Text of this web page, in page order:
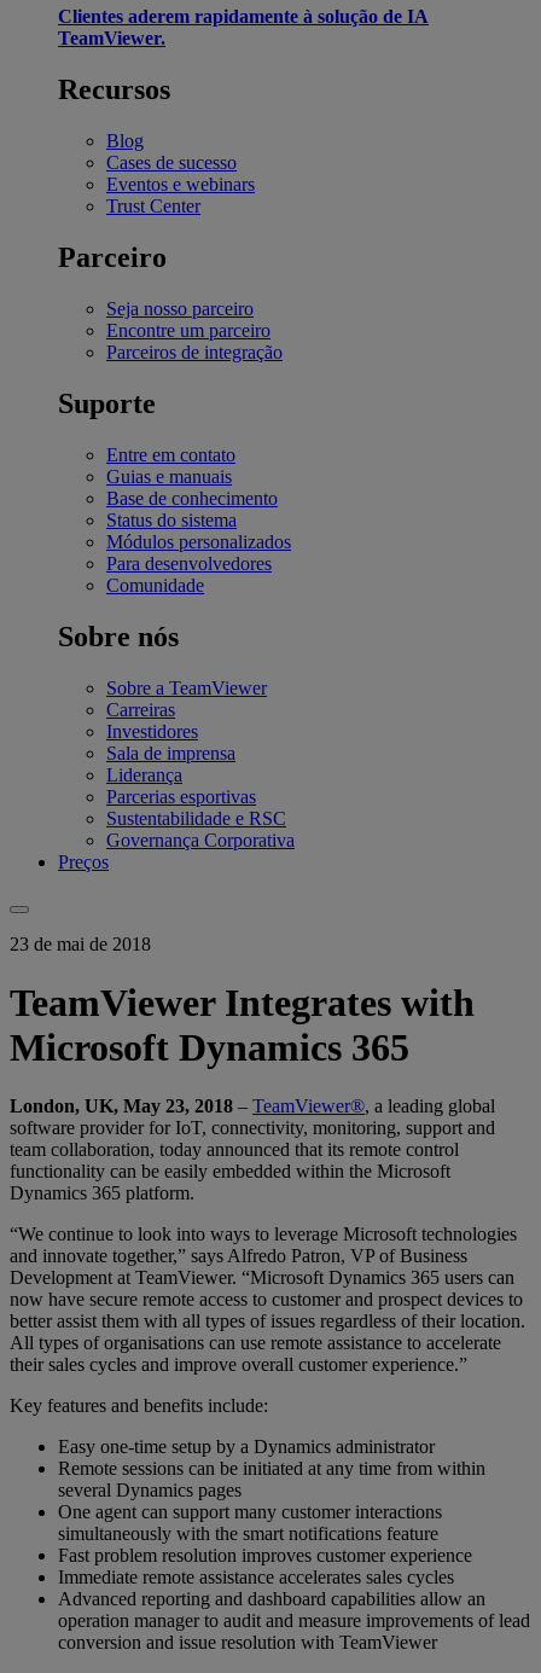
Clientes aderem rapidamente à solução de IA
TeamViewer.
Recursos
Blog
Cases de sucesso
Eventos e webinars
Trust Center
Parceiro
Seja nosso parceiro
Encontre um parceiro
Parceiros de integração
Suporte
Entre em contato
Guias e manuais
Base de conhecimento
Status do sistema
Módulos personalizados
Para desenvolvedores
Comunidade
Sobre nós
Sobre a TeamViewer
Carreiras
Investidores
Sala de imprensa
Liderança
Parcerias esportivas
Sustentabilidade e RSC
Governança Corporativa
Preços
23 de mai de 2018
TeamViewer Integrates with
Microsoft Dynamics 365
London, UK, May 23, 2018 – TeamViewer®, a leading global
software provider for IoT, connectivity, monitoring, support and
team collaboration, today announced that its remote control
functionality can be easily embedded within the Microsoft
Dynamics 365 platform.
“We continue to look into ways to leverage Microsoft technologies
and innovate together,” says Alfredo Patron, VP of Business
Development at TeamViewer. “Microsoft Dynamics 365 users can
now have secure remote access to customer and prospect devices to
better assist them with all types of issues regardless of their location.
All types of organisations can use remote assistance to accelerate
their sales cycles and improve overall customer experience.”
Key features and benefits include:
Easy one-time setup by a Dynamics administrator
Remote sessions can be initiated at any time from within
several Dynamics pages
One agent can support many customer interactions
simultaneously with the smart notifications feature
Fast problem resolution improves customer experience
Immediate remote assistance accelerates sales cycles
Advanced reporting and dashboard capabilities allow an
operation manager to audit and measure improvements of lead
conversion and issue resolution with TeamViewer